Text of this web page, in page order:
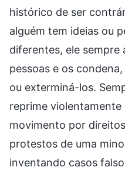
histórico de ser
alguém tem ideias ou
diferentes, ele sempre
pessoas e os
ou exterminá-los.
reprime violentamente
movimento por
protestos de uma
inventando casos